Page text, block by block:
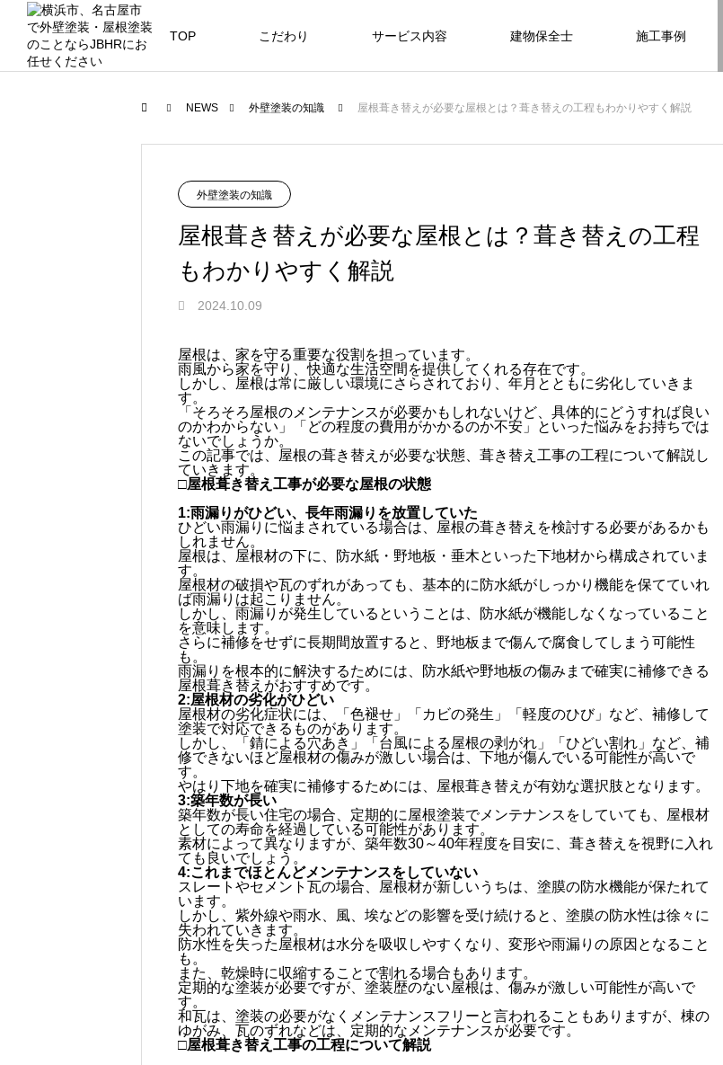
TOP こだわり サービス内容 建物保全士 施工事例
お盆に伴う休業のお知らせ
2026.07.30
場管理サポート★残業代100％支給／
髪型自由
川崎市でリノベーションを検討する方
へ｜後悔しない計画の立て方と相談先
の選び方
2026.07.01
JBHRにお任せ
NEW
2021.04.25
門家へ （チラシ）②
お客様アンケート405
2026.01.25 2026.01.25
NEW
藤沢市でリノベーションを検討する方
へ｜費用・進め方・会社選びのポイン
2026.08.01
はあるのかを解説
川崎市でリノベーションを検討する方
へ｜後悔しない計画の立て方と相談先
の選び方
2026.07.01
JBHRにお任せ
NEW
2021.04.25 2020.05.25
クーリング・オフ手続きのお知らせ
2024.04.26
NEWS 外壁塗装の知識 屋根葺き替えが必要な屋根とは？葺き替えの工程もわかりやすく解説
外壁塗装の知識
屋根葺き替えが必要な屋根とは？葺き替えの工程
もわかりやすく解説
2024.10.09
屋根は、家を守る重要な役割を担っています。
雨風から家を守り、快適な生活空間を提供してくれる存在です。
しかし、屋根は常に厳しい環境にさらされており、年月とともに劣化していきま
す。
「そろそろ屋根のメンテナンスが必要かもしれないけど、具体的にどうすれば良い
のかわからない」「どの程度の費用がかかるのか不安」といった悩みをお持ちでは
ないでしょうか。
この記事では、屋根の葺き替えが必要な状態、葺き替え工事の工程について解説し
ていきます。
□屋根葺き替え工事が必要な屋根の状態
1:雨漏りがひどい、長年雨漏りを放置していた
ひどい雨漏りに悩まされている場合は、屋根の葺き替えを検討する必要があるかも
しれません。
屋根は、屋根材の下に、防水紙・野地板・垂木といった下地材から構成されていま
す。
屋根材の破損や瓦のずれがあっても、基本的に防水紙がしっかり機能を保てていれ
ば雨漏りは起こりません。
しかし、雨漏りが発生しているということは、防水紙が機能しなくなっていること
を意味します。
さらに補修をせずに長期間放置すると、野地板まで傷んで腐食してしまう可能性
も。
雨漏りを根本的に解決するためには、防水紙や野地板の傷みまで確実に補修できる
屋根葺き替えがおすすめです。
2:屋根材の劣化がひどい
屋根材の劣化症状には、「色褪せ」「カビの発生」「軽度のひび」など、補修して
塗装で対応できるものがあります。
しかし、「錆による穴あき」「台風による屋根の剥がれ」「ひどい割れ」など、補
修できないほど屋根材の傷みが激しい場合は、下地が傷んでいる可能性が高いで
す。
やはり下地を確実に補修するためには、屋根葺き替えが有効な選択肢となります。
3:築年数が長い
築年数が長い住宅の場合、定期的に屋根塗装でメンテナンスをしていても、屋根材
としての寿命を経過している可能性があります。
素材によって異なりますが、築年数30～40年程度を目安に、葺き替えを視野に入れ
ても良いでしょう。
4:これまでほとんどメンテナンスをしていない
スレートやセメント瓦の場合、屋根材が新しいうちは、塗膜の防水機能が保たれて
います。
しかし、紫外線や雨水、風、埃などの影響を受け続けると、塗膜の防水性は徐々に
失われていきます。
防水性を失った屋根材は水分を吸収しやすくなり、変形や雨漏りの原因となること
も。
また、乾燥時に収縮することで割れる場合もあります。
定期的な塗装が必要ですが、塗装歴のない屋根は、傷みが激しい可能性が高いで
す。
和瓦は、塗装の必要がなくメンテナンスフリーと言われることもありますが、棟の
ゆがみ、瓦のずれなどは、定期的なメンテナンスが必要です。
□屋根葺き替え工事の工程について解説